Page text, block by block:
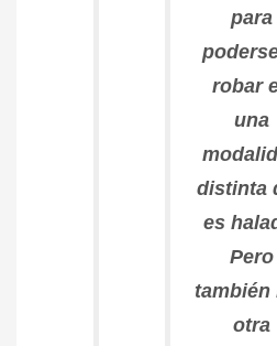
para
robar
una
distinta
es
Pero
también
otra